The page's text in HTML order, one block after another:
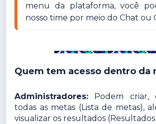
menu da plataforma, você
nosso time por meio do Chat ou
Quem tem acesso dentro da
Administradores: Podem criar,
todas as metas (Lista de metas),
visualizar os resultados (Resultados